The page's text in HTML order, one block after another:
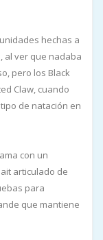
hechas a
al ver que nadaba
pero los Black
Claw, cuando
de natación en
con un
articulado de
para
que mantiene